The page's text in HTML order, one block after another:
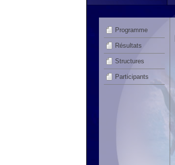
Programme
Résultats
Structures
Participants